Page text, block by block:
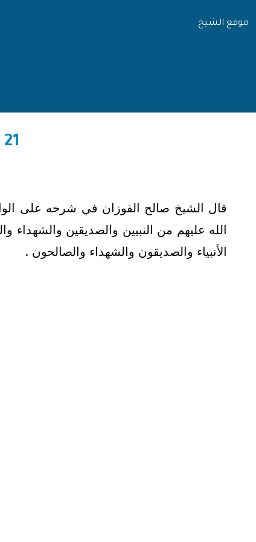
موقع الشيخ
21 - من كتاب شرح العقيدة الواسطية / ص 9
قال الشيخ صالح الفوزان في شرحه على
الله عليهم من النبيين والصديقين
الأنبياء والصديقون والشهداء والصالحون .